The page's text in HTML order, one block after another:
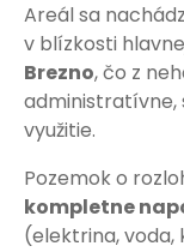
Areál sa
v blízkosti
Brezno, čo z
administratívne,
využitie.
Pozemok o
kompletne
(elektrina, voda,